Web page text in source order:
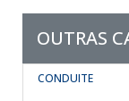
OUTRAS
CONDUITE